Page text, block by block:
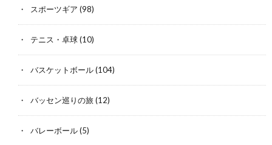
スポーツギア (98)
テニス・卓球(10)
バスケットボール(104)
バッセン巡りの旅(12)
バレーボール(5)